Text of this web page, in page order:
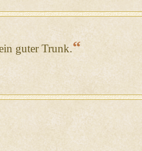
guter Trunk.“